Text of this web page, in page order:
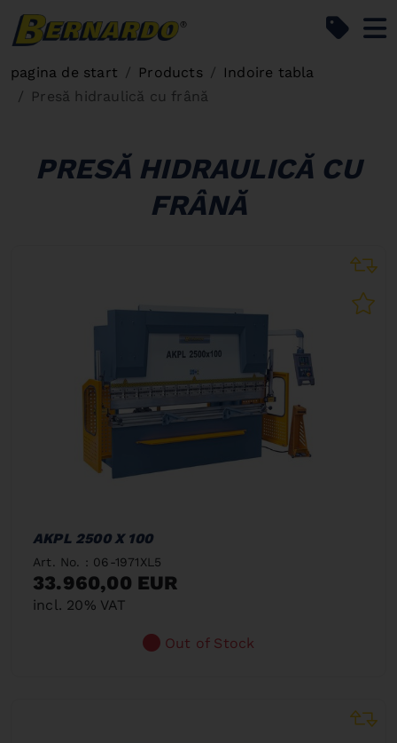
pagina de start Products
Indoire tabla
Presă hidraulică cu frână
PRESĂ HIDRAULICĂ CU
FRÂNĂ
AKPL 2500 X 100
Art. No. : 06-1971XL5
33.960,00 EUR
incl. 20% VAT
Out of Stock